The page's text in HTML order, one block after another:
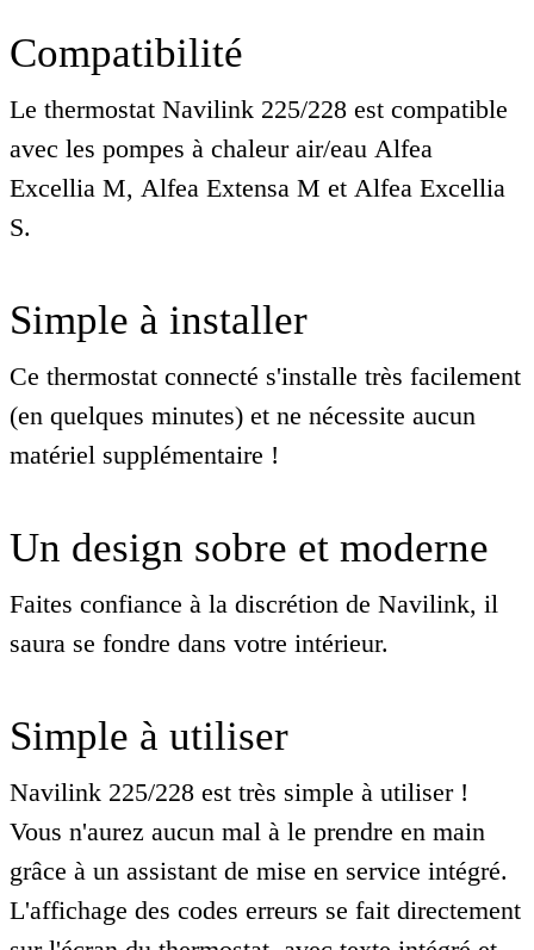
Compatibilité
Le thermostat Navilink 225/228 est compatible
avec les pompes à chaleur air/eau Alfea
Excellia M, Alfea Extensa M et Alfea Excellia
S.
Simple à installer
Ce thermostat connecté s'installe très facilement
(en quelques minutes) et ne nécessite aucun
matériel supplémentaire !
Un design sobre et moderne
Faites confiance à la discrétion de Navilink, il
saura se fondre dans votre intérieur.
Simple à utiliser
Navilink 225/228 est très simple à utiliser !
Vous n'aurez aucun mal à le prendre en main
grâce à un assistant de mise en service intégré.
L'affichage des codes erreurs se fait directement